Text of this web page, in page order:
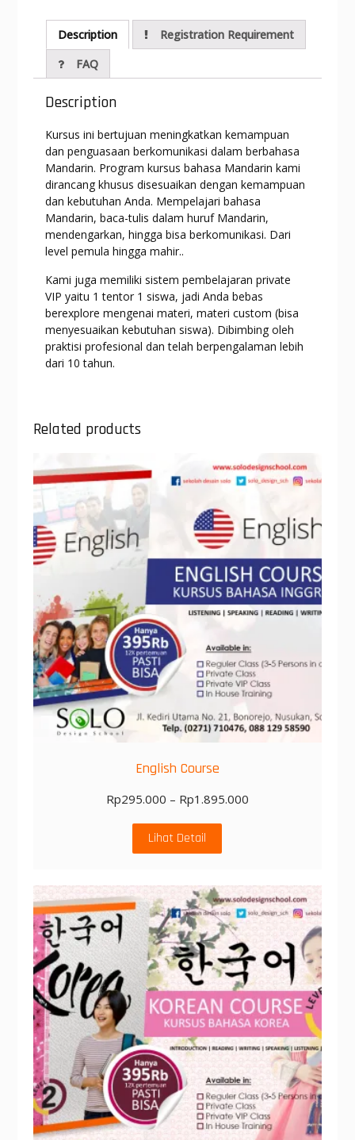
at
s
A
p
p
e
gr
a
m
e
b
o
k
ss
e
n
er
itt
er
ai
l
ai
l
t
Description
Registration Requirement
FAQ
Description
Kursus ini bertujuan meningkatkan kemampuan
dan penguasaan berkomunikasi dalam berbahasa
Mandarin. Program kursus bahasa Mandarin kami
dirancang khusus disesuaikan dengan kemampuan
dan kebutuhan Anda. Mempelajari bahasa
Mandarin, baca-tulis dalam huruf Mandarin,
mendengarkan, hingga bisa berkomunikasi. Dari
level pemula hingga mahir..
Kami juga memiliki sistem pembelajaran private
VIP yaitu 1 tentor 1 siswa, jadi Anda bebas
berexplore mengenai materi, materi custom (bisa
menyesuaikan kebutuhan siswa). Dibimbing oleh
praktisi profesional dan telah berpengalaman lebih
dari 10 tahun.
Related products
English Course
Rp295.000 – Rp1.895.000
Lihat Detail